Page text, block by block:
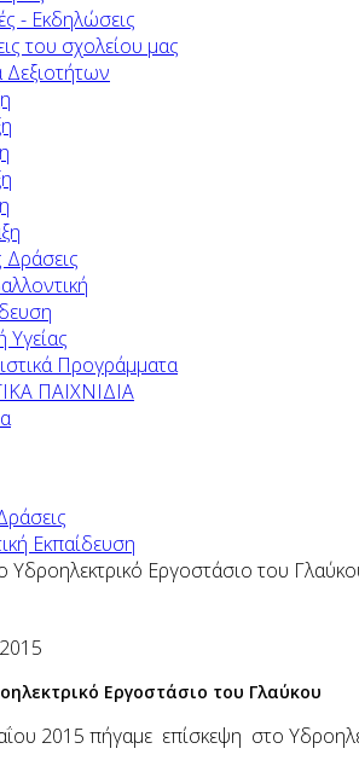
- Εκδηλώσεις
του σχολείου μας
Δεξιοτήτων
Δράσεις
Προγράμματα
ΠΑΙΧΝΙΔΙΑ
Εκπαίδευση
Υδροηλεκτρικό Εργοστάσιο του
Εργοστάσιο του Γλαύκου
2015 πήγαμε επίσκεψη στο